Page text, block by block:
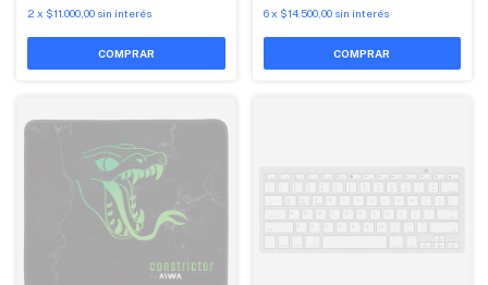
2 x $11.000,00 sin interés 6 x $14.500,00 sin interés